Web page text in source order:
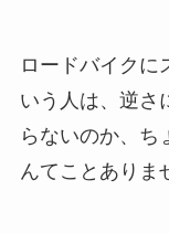
ロードバイクに
いう人は、 逆さ
らないのか、 ち
んてことありま